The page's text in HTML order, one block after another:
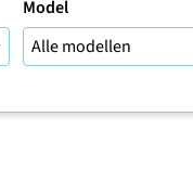
Model